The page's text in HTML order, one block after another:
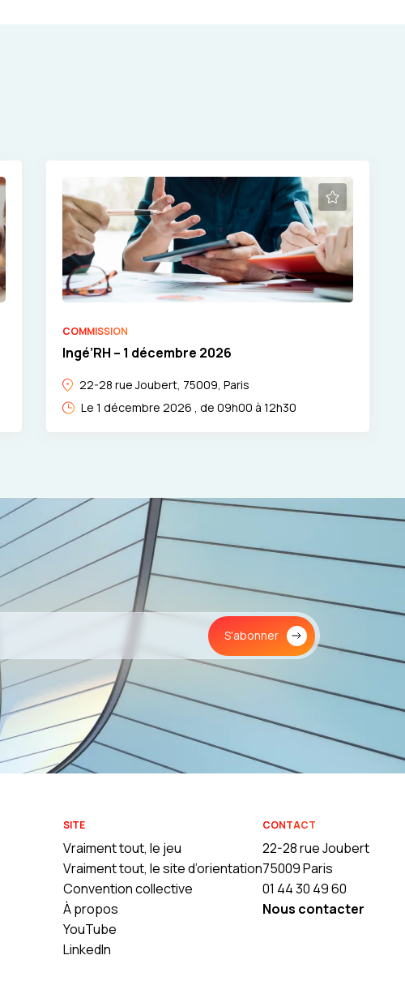
COMMISSION
Ingé’RH – 1 décembre 2026
22-28 rue Joubert, 75009, Paris
Le 1 décembre 2026 , de 09h00 à 12h30
S'abonner
SITE
Vraiment tout, le jeu
Vraiment tout, le site d’orientation
Convention collective
À propos
YouTube
LinkedIn
CONTACT
22-28 rue Joubert
75009 Paris
01 44 30 49 60
Nous contacter